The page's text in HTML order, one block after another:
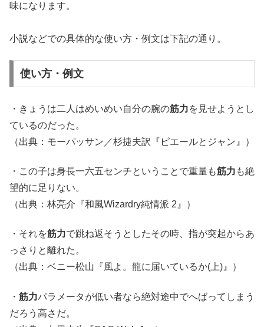
味になります。
小説などでの具体的な使い方・例文は下記の通り。
使い方・例文
・きょうは二人はめいめい自分の腕の筋力を見せようとし
ているのだった。
（出典：モーパッサン／杉捷夫訳『ピエールとジャン』）
・この子は身長一六五センチということで重量も筋力 も絶
望的に足りない。
（出典：林亮介『和風Wizardry純情派 2』）
・それを筋力で跳ね返そうとしたその時、指が突起からあ
っさりと離れた。
（出典：ベニー松山『風よ。龍に届いているか(上)』）
・ 筋力パラメータが低い者なら絶対途中でへばってしまう
だろう高さだ。